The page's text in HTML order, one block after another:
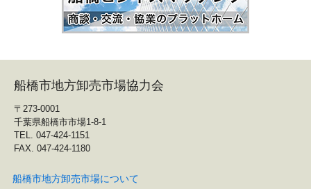
船橋市地方卸売市場協力会
〒273-0001
千葉県船橋市市場1-8-1
TEL. 047-424-1151
FAX. 047-424-1180
船橋市地方卸売市場について